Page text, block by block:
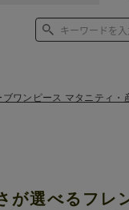
ワンピース マタニティ・
が選べるフレ